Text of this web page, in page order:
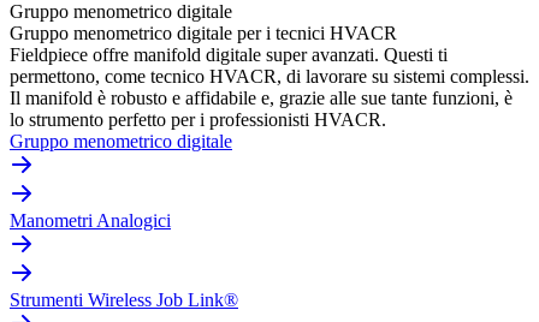
Gruppo menometrico digitale
Gruppo menometrico digitale per i tecnici HVACR
Fieldpiece offre manifold digitale super avanzati. Questi ti
permettono, come tecnico HVACR, di lavorare su sistemi complessi.
Il manifold è robusto e affidabile e, grazie alle sue tante funzioni, è
lo strumento perfetto per i professionisti HVACR.
Gruppo menometrico digitale
Manometri Analogici
Strumenti Wireless Job Link®